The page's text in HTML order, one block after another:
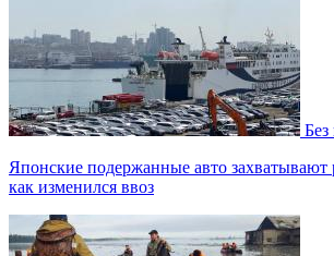
Без
Японские подержанные авто
как изменился ввоз